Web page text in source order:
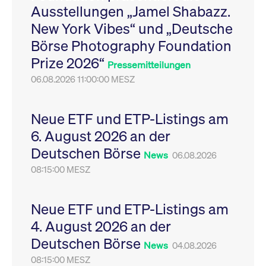
Ausstellungen „Jamel Shabazz.
New York Vibes“ und „Deutsche
Börse Photography Foundation
Prize 2026“ Pressemitteilungen
06.08.2026 11:00:00 MESZ
Neue ETF und ETP-Listings am
6. August 2026 an der
Deutschen Börse News 06.08.2026
08:15:00 MESZ
Neue ETF und ETP-Listings am
4. August 2026 an der
Deutschen Börse News 04.08.2026
08:15:00 MESZ
Leistung der Website
zu messen. Es handelt
sich um ein Muster-
Cookie, bei dem auf
das Präfix _pk_ses
eine kurze Reihe von
VISITOR_PRIVACY_METADATA
YouTube
.youtube.com
6
Monate
Dieses Cookie dient
Speicherung der
Einwilligungs- und
des Nutzers für ihre
Interaktion mit der
Sitzungen geehrt